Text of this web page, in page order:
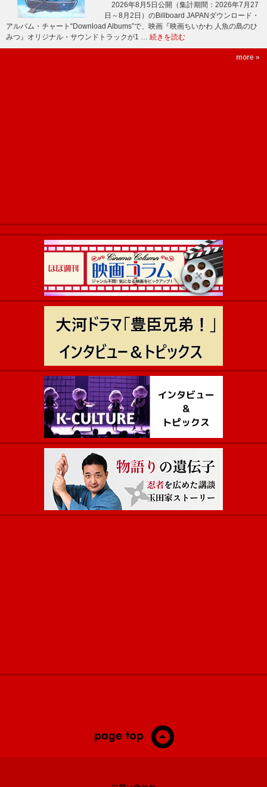
2026年8月5日公開（集計期間：2026年7月27
日～8月2日）のBillboard JAPANダウンロード・
アルバム・チャート“Download Albums”で、映画『映画ちいかわ 人魚の島のひ
みつ』オリジナル・サウンドトラックが1 … 続きを読む
more »